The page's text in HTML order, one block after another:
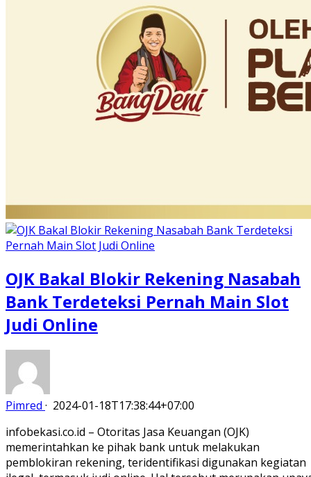
OJK Bakal Blokir Rekening Nasabah
Bank Terdeteksi Pernah Main Slot
Judi Online
Pimred · 2024-01-18T17:38:44+07:00
infobekasi.co.id – Otoritas Jasa Keuangan (OJK)
memerintahkan ke pihak bank untuk melakukan
pemblokiran rekening, teridentifikasi digunakan kegiatan